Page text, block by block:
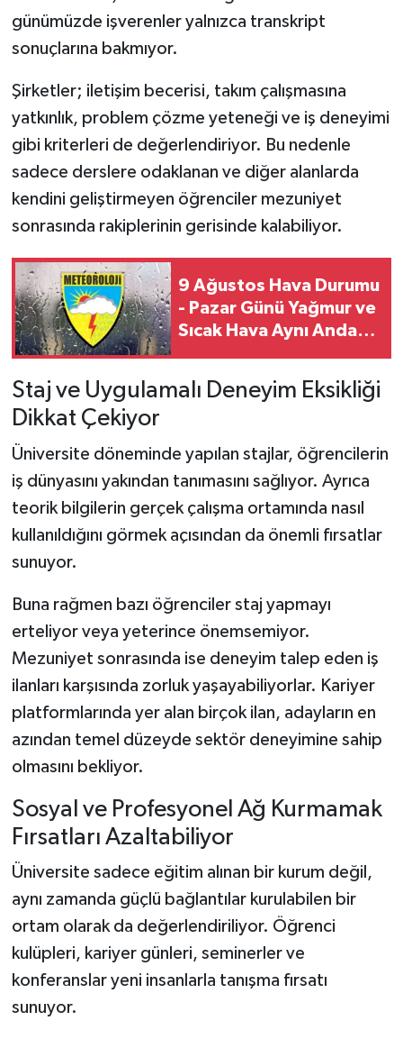
günümüzde işverenler yalnızca transkript
sonuçlarına bakmıyor.
Şirketler; iletişim becerisi, takım çalışmasına
yatkınlık, problem çözme yeteneği ve iş deneyimi
gibi kriterleri de değerlendiriyor. Bu nedenle
sadece derslere odaklanan ve diğer alanlarda
kendini geliştirmeyen öğrenciler mezuniyet
sonrasında rakiplerinin gerisinde kalabiliyor.
9 Ağustos Hava Durumu
- Pazar Günü Yağmur ve
Sıcak Hava Aynı Anda
Staj ve Uygulamalı Deneyim Eksikliği
Dikkat Çekiyor
Üniversite döneminde yapılan stajlar, öğrencilerin
iş dünyasını yakından tanımasını sağlıyor. Ayrıca
teorik bilgilerin gerçek çalışma ortamında nasıl
kullanıldığını görmek açısından da önemli fırsatlar
sunuyor.
Buna rağmen bazı öğrenciler staj yapmayı
erteliyor veya yeterince önemsemiyor.
Mezuniyet sonrasında ise deneyim talep eden iş
ilanları karşısında zorluk yaşayabiliyorlar. Kariyer
platformlarında yer alan birçok ilan, adayların en
azından temel düzeyde sektör deneyimine sahip
olmasını bekliyor.
Sosyal ve Profesyonel Ağ Kurmamak
Fırsatları Azaltabiliyor
Üniversite sadece eğitim alınan bir kurum değil,
aynı zamanda güçlü bağlantılar kurulabilen bir
ortam olarak da değerlendiriliyor. Öğrenci
kulüpleri, kariyer günleri, seminerler ve
konferanslar yeni insanlarla tanışma fırsatı
sunuyor.